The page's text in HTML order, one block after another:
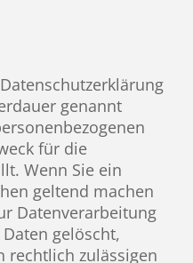
genannt
für die
Wenn Sie ein
geltend machen
Datenverarbeitung
gelöscht,
rechtlich zulässigen